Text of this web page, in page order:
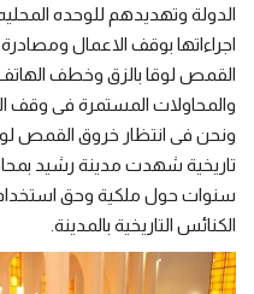
الدولة وتهديدهم للوحده
اجراءاتها بوقف الاعمال
القمص لوقا بالزق وخطف
والمحاولات المستمرة فى وقف
ونحن فى انتظار خروق القمص
تاريخية شهدت مدينة رشيد
سنوات حول ملكية وحق استخدام
الكنائس التاريخية بالمدينة.